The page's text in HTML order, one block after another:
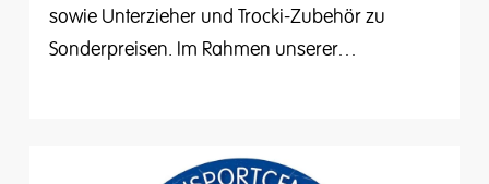
sowie Unterzieher und Trocki-Zubehör zu
Sonderpreisen. Im Rahmen unserer…